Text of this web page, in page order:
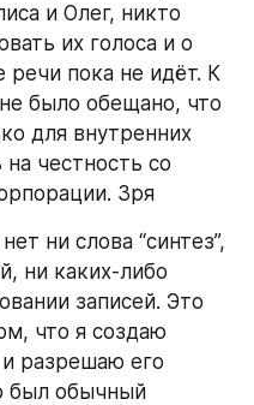
и Олег, никто
их голоса и о
речи пока не идёт. К
было обещано, что
для внутренних
на честность со
Зря
ни каких-либо
записей. Это
что я создаю
разрешаю его
был обычный